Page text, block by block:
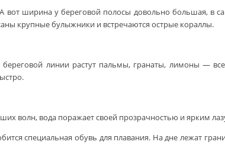
вот ширина у береговой полосы довольно большая,
крупные булыжники и встречаются острые кораллы.
линии растут пальмы, гранаты, лимоны —
волн, вода поражает своей прозрачностью и ярким
специальная обувь для плавания. На дне лежат